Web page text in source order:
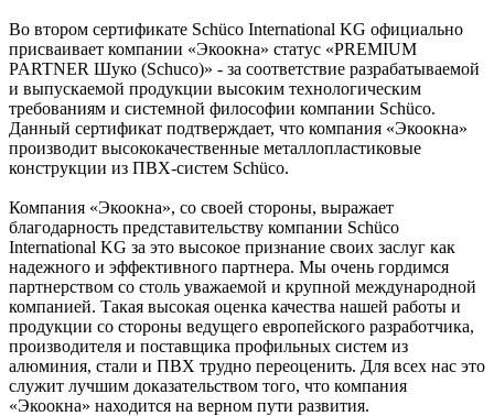
Во втором сертификате Schüco International KG официально
присваивает компании «Экоокна» статус «PREMIUM
PARTNER Шуко (Schuco)» - за соответствие разрабатываемой
и выпускаемой продукции высоким технологическим
требованиям и системной философии компании Schüco.
Данный сертификат подтверждает, что компания «Экоокна»
производит высококачественные металлопластиковые
конструкции из ПВХ-систем Schüco.
Компания «Экоокна», со своей стороны, выражает
благодарность представительству компании Schüco
International KG за это высокое признание своих заслуг как
надежного и эффективного партнера. Мы очень гордимся
партнерством со столь уважаемой и крупной международной
компанией. Такая высокая оценка качества нашей работы и
продукции со стороны ведущего европейского разработчика,
производителя и поставщика профильных систем из
алюминия, стали и ПВХ трудно переоценить. Для всех нас это
служит лучшим доказательством того, что компания
«Экоокна» находится на верном пути развития.